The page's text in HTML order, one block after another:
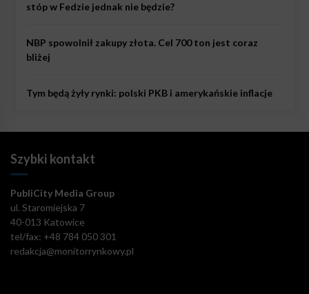
stóp w Fedzie jednak nie będzie?
NBP spowolnił zakupy złota. Cel 700 ton jest coraz
bliżej
Tym będą żyły rynki: polski PKB i amerykańskie inflacje
Szybki kontakt
PubliCity Media Group
ul. Staromiejska 7
40-013 Katowice
tel/fax: +48 784 050 301
redakcja@monitorrynkowy.pl